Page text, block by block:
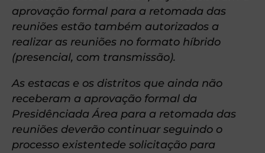
aprovação formal para a retomada das
reuniões estão também autorizados a
realizar as reuniões no formato híbrido
(presencial, com transmissão).
As estacas e os distritos que ainda não
receberam a aprovação formal da
Presidênciada Área para a retomada das
reuniões deverão continuar seguindo o
processo existentede solicitação para